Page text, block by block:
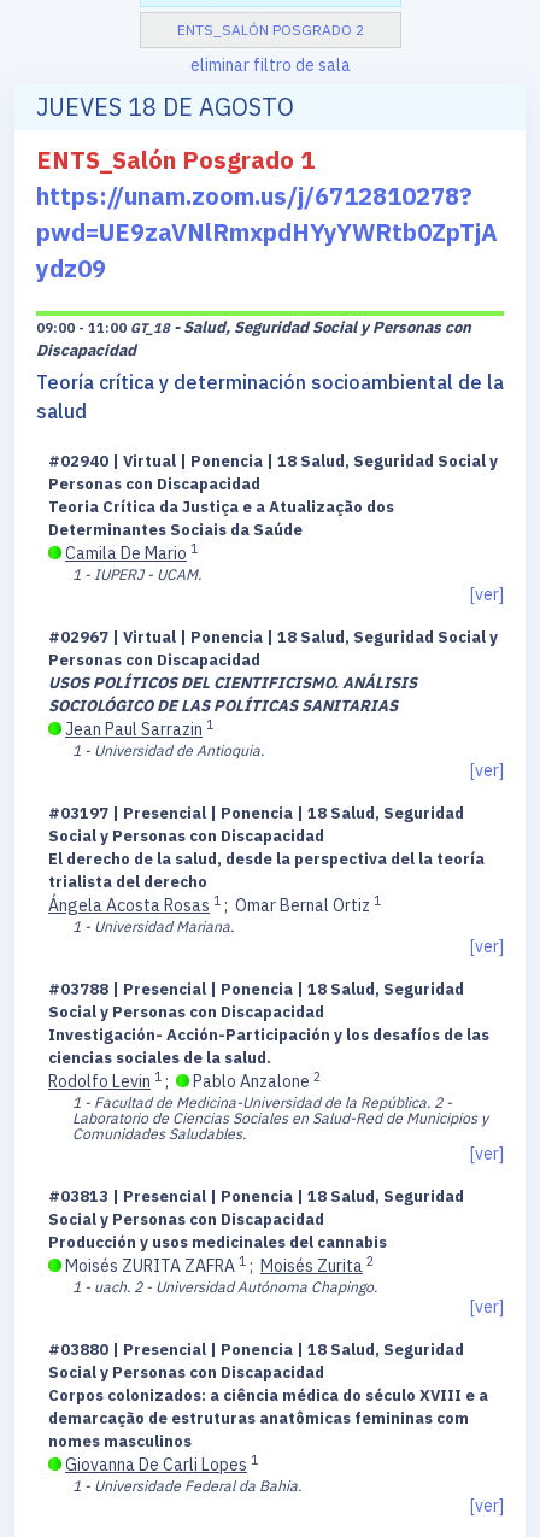
ENTS_SALÓN POSGRADO 2
eliminar filtro de sala
JUEVES 18 DE AGOSTO
ENTS_Salón Posgrado 1
https://unam.zoom.us/j/6712810278?
pwd=UE9zaVNlRmxpdHYyYWRtb0ZpTjA
ydz09
09:00 - 11:00 GT_18 - Salud, Seguridad Social y Personas con
Discapacidad
Teoría crítica y determinación socioambiental de la
salud
#02940 | Virtual | Ponencia | 18 Salud, Seguridad Social y
Personas con Discapacidad
Teoria Crítica da Justiça e a Atualização dos
Determinantes Sociais da Saúde
Camila De Mario 1
1 - IUPERJ - UCAM.
[ver]
#02967 | Virtual | Ponencia | 18 Salud, Seguridad Social y
Personas con Discapacidad
USOS POLÍTICOS DEL CIENTIFICISMO. ANÁLISIS
SOCIOLÓGICO DE LAS POLÍTICAS SANITARIAS
Jean Paul Sarrazin 1
1 - Universidad de Antioquia.
[ver]
#03197 | Presencial | Ponencia | 18 Salud, Seguridad
Social y Personas con Discapacidad
El derecho de la salud, desde la perspectiva del la teoría
trialista del derecho
Ángela Acosta Rosas 1 ; Omar Bernal Ortiz 1
1 - Universidad Mariana.
[ver]
#03788 | Presencial | Ponencia | 18 Salud, Seguridad
Social y Personas con Discapacidad
Investigación- Acción-Participación y los desafíos de las
ciencias sociales de la salud.
Rodolfo Levin 1 ; Pablo Anzalone 2
1 - Facultad de Medicina-Universidad de la República. 2 -
Laboratorio de Ciencias Sociales en Salud-Red de Municipios y
Comunidades Saludables.
[ver]
#03813 | Presencial | Ponencia | 18 Salud, Seguridad
Social y Personas con Discapacidad
Producción y usos medicinales del cannabis
Moisés ZURITA ZAFRA 1 ; Moisés Zurita 2
1 - uach. 2 - Universidad Autónoma Chapingo.
[ver]
#03880 | Presencial | Ponencia | 18 Salud, Seguridad
Social y Personas con Discapacidad
Corpos colonizados: a ciência médica do século XVIII e a
demarcação de estruturas anatômicas femininas com
nomes masculinos
Giovanna De Carli Lopes 1
1 - Universidade Federal da Bahia.
[ver]